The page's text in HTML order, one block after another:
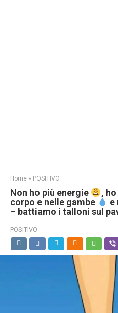
Home » POSITIVO
Non ho più energie
,
corpo e nelle gambe
e
– battiamo i talloni sul
POSITIVO